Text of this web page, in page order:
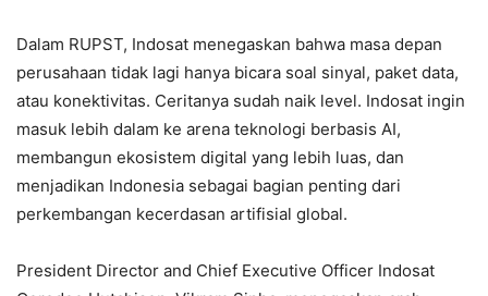
Dalam RUPST, Indosat menegaskan bahwa masa depan
perusahaan tidak lagi hanya bicara soal sinyal, paket data,
atau konektivitas. Ceritanya sudah naik level. Indosat ingin
masuk lebih dalam ke arena teknologi berbasis AI,
membangun ekosistem digital yang lebih luas, dan
menjadikan Indonesia sebagai bagian penting dari
perkembangan kecerdasan artifisial global.
President Director and Chief Executive Officer Indosat